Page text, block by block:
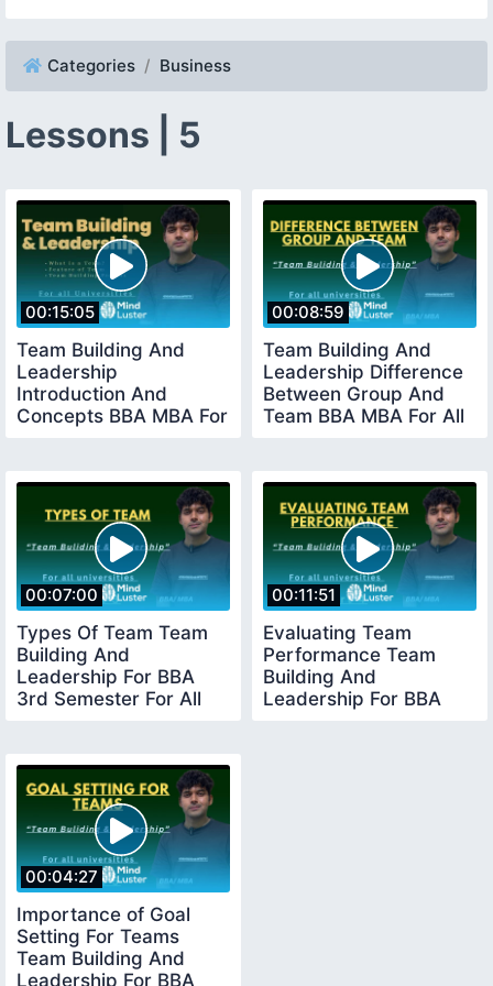
Categories Business
Lessons | 5
00:15:05
Team Building And
Leadership
Introduction And
Concepts BBA MBA For
00:08:59
Team Building And
Leadership Difference
Between Group And
Team BBA MBA For All
00:07:00
Types Of Team Team
Building And
Leadership For BBA
3rd Semester For All
00:11:51
Evaluating Team
Performance Team
Building And
Leadership For BBA
00:04:27
Importance of Goal
Setting For Teams
Team Building And
Leadership For BBA